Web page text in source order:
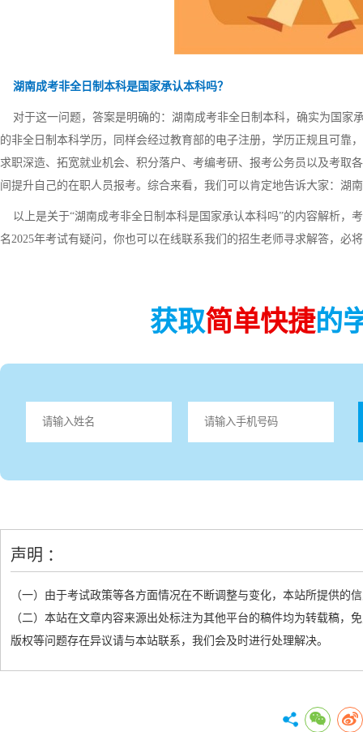
湖南成考非全日制本科是国家承认本科吗？
对于这一问题，答案是明确的：湖南成考非全日制本科，确实为国家
的非全日制本科学历，同样会经过教育部的电子注册，学历正规且可靠
求职深造、拓宽就业机会、积分落户、考编考研、报考公务员以及考取
间提升自己的在职人员报考。综合来看，我们可以肯定地告诉大家：湖
以上是关于“湖南成考非全日制本科是国家承认本科吗”的内容解析，
名2025年考试有疑问，你也可以在线联系我们的招生老师寻求解答，必
获取简单快捷的
声明 ：
（一）由于考试政策等各方面情况在不断调整与变化，本站所提供的
（二）本站在文章内容来源出处标注为其他平台的稿件均为转载稿
版权等问题存在异议请与本站联系，我们会及时进行处理解决。